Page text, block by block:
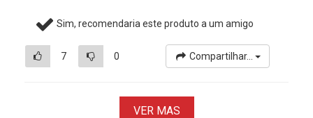
Sim, recomendaria este produto a um amigo
7 0 Compartilhar...
VER MAS